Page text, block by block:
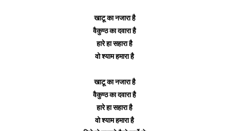
खाटू का नजारा है
वैकुण्ठ का दवारा है
हारे हा सहारा है
वो श्याम हमारा है
खाटू का नजारा है
वैकुण्ठ का दवारा है
हारे हा सहारा है
वो श्याम हमारा है